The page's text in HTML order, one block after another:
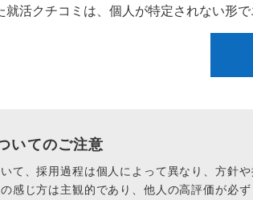
活クチコミは、個人が特定されない形
いてのご注意
て、採用過程は個人によって異なり、方針
感じ方は主観的であり、他人の高評価が必